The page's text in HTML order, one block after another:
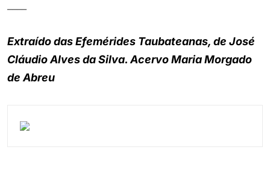
Extraído das Efemérides Taubateanas, de José
Cláudio Alves da Silva. Acervo Maria Morgado
de Abreu